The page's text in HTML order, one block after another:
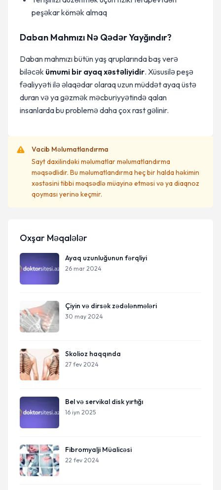
peşəkar kömək almaq
Daban Mahmızı Nə Qədər Yayğındır?
Daban mahmızı bütün yaş qruplarında baş verə
biləcək ümumi bir ayaq xəstəliyidir. Xüsusilə peşə
fəaliyyəti ilə əlaqədar olaraq uzun müddət ayaq üstə
duran və ya gəzmək məcburiyyətində qalan
insanlarda bu problemə daha çox rast gəlinir.
Vacib Məlumatlandırma
Sayt daxilindəki məlumatlar məlumatlandırma
məqsədlidir. Bu məlumatlandırma heç bir halda həkimin
xəstəsini tibbi məqsədlə müayinə etməsi və ya diaqnoz
qoyması yerinə keçmir.
Oxşar Məqalələr
Ayaq uzunluğunun fərqliyi
26 mar 2024
Çiyin və dirsək zədələnmələri
30 may 2024
Skolioz haqqında
27 fev 2024
Bel və servikal disk yırtığı
16 iyn 2025
Fibromyalji Müalicəsi
22 fev 2024